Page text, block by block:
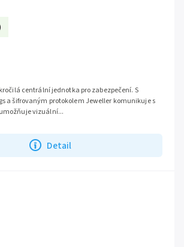
Detail
centrální jednotka pro zabezpečení. S
a šifrovaným protokolem Jeweller komunikuje s
vizuální...